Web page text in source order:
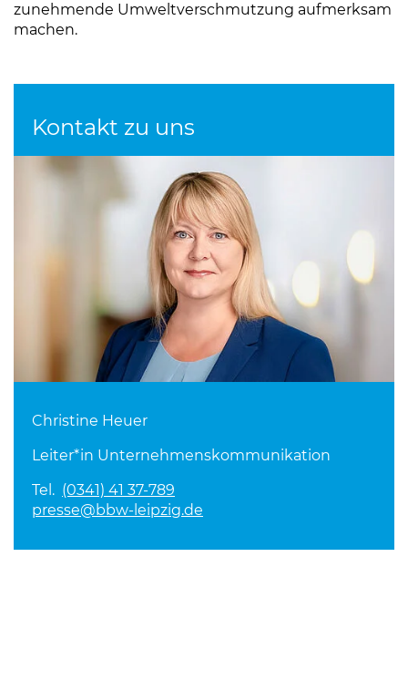
zunehmende Umweltverschmutzung aufmerksam
machen.
Kontakt zu uns
Christine Heuer
Leiter*in Unternehmenskommunikation
Tel. (0341) 41 37-789
presse@bbw-leipzig.de